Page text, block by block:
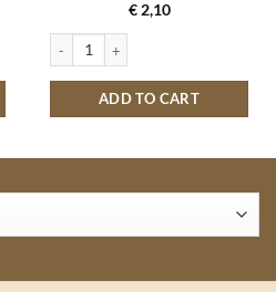
200GR quantity
€2,10
TUC ORIGINAL 100GR quantity
ADD TO CART